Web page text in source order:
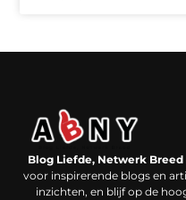
Blog Liefde, Netwerk Breed
voor inspirerende blogs en
inzichten, en blijf op de